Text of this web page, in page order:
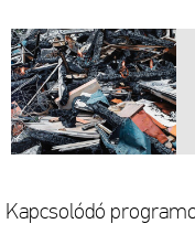
Kap­cso­ló­dó